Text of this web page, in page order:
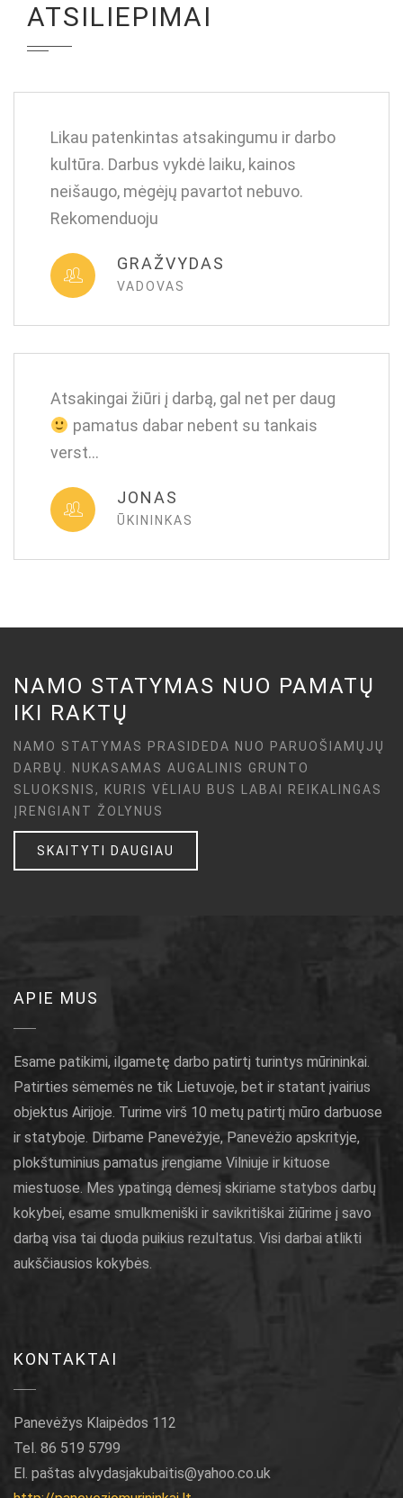
ATSILIEPIMAI
Likau patenkintas atsakingumu ir darbo
kultūra. Darbus vykdė laiku, kainos
neišaugo, mėgėjų pavartot nebuvo.
Rekomenduoju
GRAŽVYDAS
VADOVAS
Atsakingai žiūri į darbą, gal net per daug
pamatus dabar nebent su tankais
verst…
JONAS
ŪKININKAS
NAMO STATYMAS NUO PAMATŲ
IKI RAKTŲ
NAMO STATYMAS PRASIDEDA NUO PARUOŠIAMŲJŲ
DARBŲ. NUKASAMAS AUGALINIS GRUNTO
SLUOKSNIS, KURIS VĖLIAU BUS LABAI REIKALINGAS
ĮRENGIANT ŽOLYNUS
SKAITYTI DAUGIAU
APIE MUS
Esame patikimi, ilgametę darbo patirtį turintys mūrininkai.
Patirties sėmemės ne tik Lietuvoje, bet ir statant įvairius
objektus Airijoje. Turime virš 10 metų patirtį mūro darbuose
ir statyboje. Dirbame Panevėžyje, Panevėžio apskrityje,
plokštuminius pamatus įrengiame Vilniuje ir kituose
miestuose. Mes ypatingą dėmesį skiriame statybos darbų
kokybei, esame smulkmeniški ir savikritiškai žiūrime į savo
darbą visa tai duoda puikius rezultatus. Visi darbai atlikti
aukščiausios kokybės.
KONTAKTAI
Panevėžys Klaipėdos 112
Tel. 86 519 5799
El. paštas alvydasjakubaitis@yahoo.co.uk